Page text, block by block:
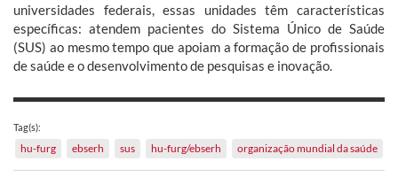
universidades federais, essas unidades têm características
específicas: atendem pacientes do Sistema Único de Saúde
(SUS) ao mesmo tempo que apoiam a formação de profissionais
de saúde e o desenvolvimento de pesquisas e inovação.
Tag(s):
hu-furg ebserh sus hu-furg/ebserh organização mundial da saúde